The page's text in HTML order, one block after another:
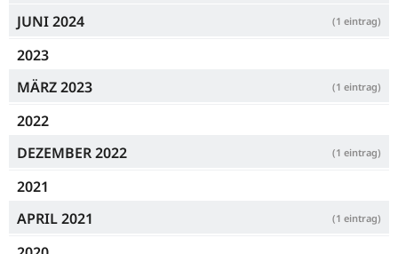
JUNI 2024 (1 eintrag)
2023
MÄRZ 2023
(1 eintrag)
2022
DEZEMBER 2022
(1 eintrag)
2021
APRIL 2021
(1 eintrag)